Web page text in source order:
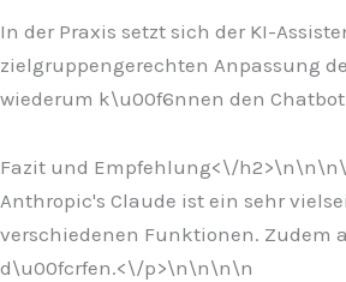
In der Praxis setzt sich der KI-
zielgruppengerechten Anpassung
wiederum k\u00f6nnen den
Fazit und Empfehlung<\/h2>\n\n\n
Anthropic's Claude ist ein sehr
verschiedenen Funktionen. Zudem
d\u00fcrfen.<\/p>\n\n\n\n